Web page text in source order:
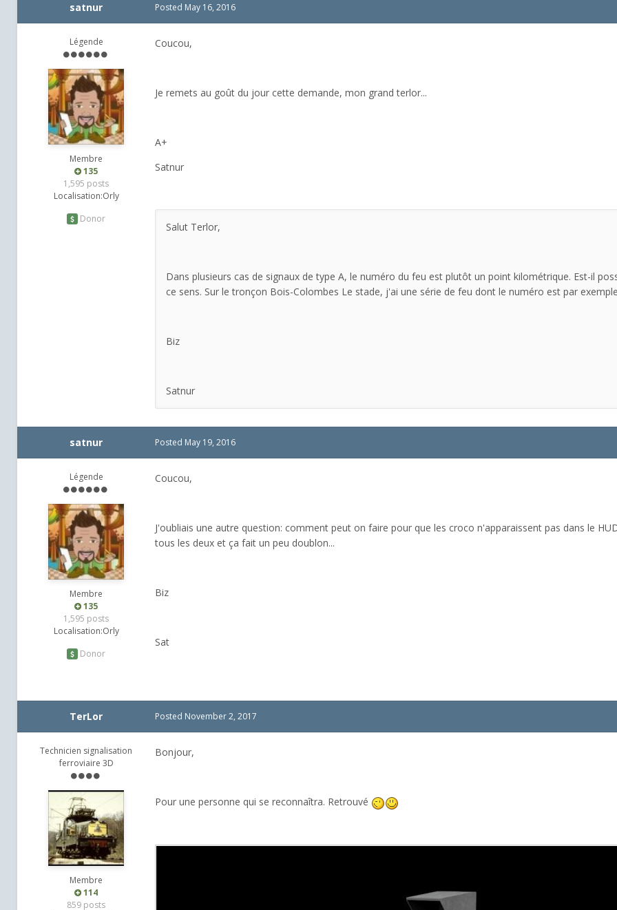
satnur
Légende
Membre
135
1,595 posts
Localisation:Orly
Donor
Posted May 16, 2016
Coucou,
Je remets au goût du jour cette demande, mon grand terlor...
A+
Satnur
Salut Terlor,
Dans plusieurs cas de signaux de type A, le numéro du feu est plutôt un point kilométrique. Est-il
ce sens. Sur le tronçon Bois-Colombes Le stade, j'ai une série de feu dont le numéro est par
Biz
Satnur
satnur
Légende
Membre
135
1,595 posts
Localisation:Orly
Donor
Posted May 19, 2016
Coucou,
J'oubliais une autre question: comment peut on faire pour que les croco n'apparaissent pas dans le
tous les deux et ça fait un peu doublon...
Biz
Sat
TerLor
Technicien signalisation
ferroviaire 3D
Membre
114
859 posts
Posted November 2, 2017
Bonjour,
Pour une personne qui se reconnaîtra. Retrouvé